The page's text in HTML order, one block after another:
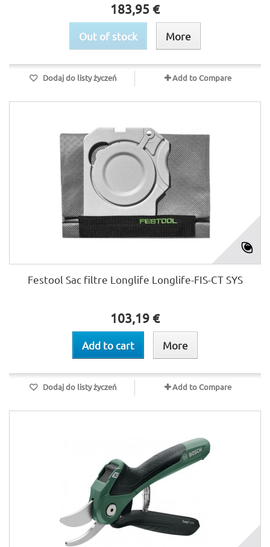
183,95 €
Out of stock More
Dodaj do listy życzeń Add to Compare
Festool Sac filtre Longlife Longlife-FIS-CT SYS
103,19 €
Add to cart More
Dodaj do listy życzeń Add to Compare